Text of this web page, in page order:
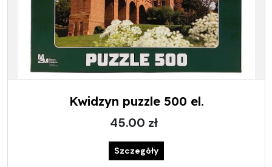
Kwidzyn puzzle 500 el.
45.00 zł
Szczegóły